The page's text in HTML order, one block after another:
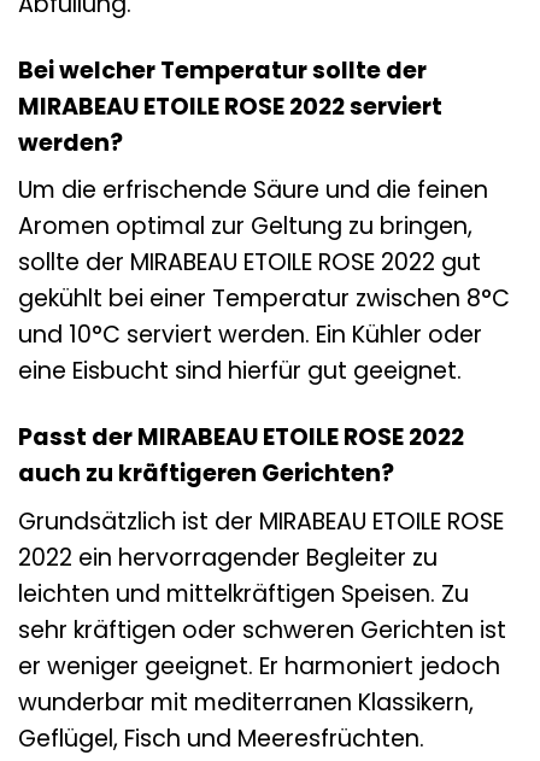
Bei welcher Temperatur sollte der
MIRABEAU ETOILE ROSE 2022 serviert
werden?
Um die erfrischende Säure und die feinen
Aromen optimal zur Geltung zu bringen,
sollte der MIRABEAU ETOILE ROSE 2022 gut
gekühlt bei einer Temperatur zwischen 8°C
und 10°C serviert werden. Ein Kühler oder
eine Eisbucht sind hierfür gut geeignet.
Passt der MIRABEAU ETOILE ROSE 2022
auch zu kräftigeren Gerichten?
Grundsätzlich ist der MIRABEAU ETOILE ROSE
2022 ein hervorragender Begleiter zu
leichten und mittelkräftigen Speisen. Zu
sehr kräftigen oder schweren Gerichten ist
er weniger geeignet. Er harmoniert jedoch
wunderbar mit mediterranen Klassikern,
Geflügel, Fisch und Meeresfrüchten.